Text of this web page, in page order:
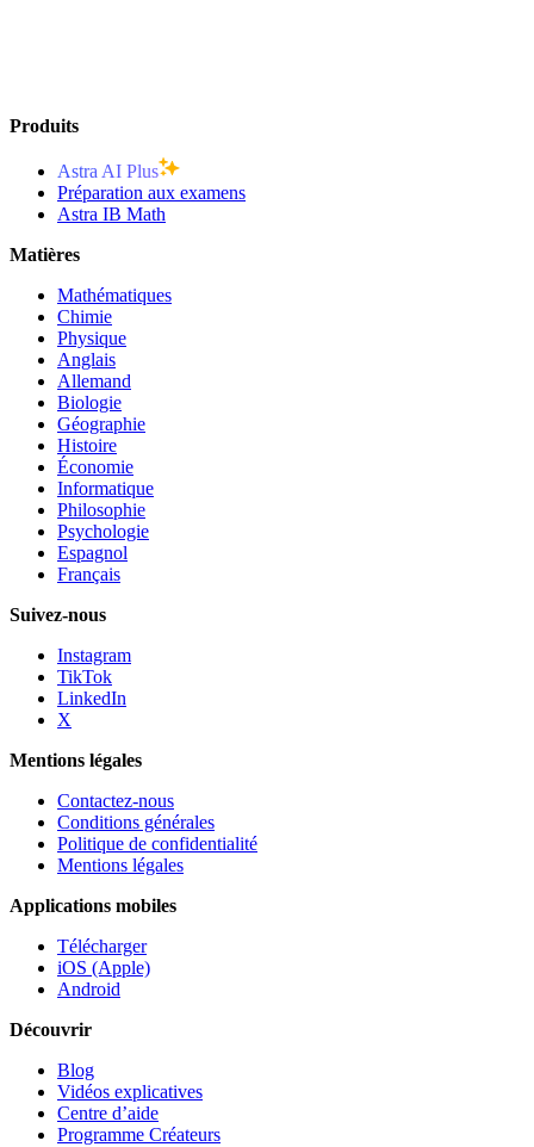
Produits
Astra AI Plus
Préparation aux examens
Astra IB Math
Matières
Mathématiques
Chimie
Physique
Anglais
Allemand
Biologie
Géographie
Histoire
Économie
Informatique
Philosophie
Psychologie
Espagnol
Français
Suivez-nous
Instagram
TikTok
LinkedIn
X
Mentions légales
Contactez-nous
Conditions générales
Politique de confidentialité
Mentions légales
Applications mobiles
Télécharger
iOS (Apple)
Android
Découvrir
Blog
Vidéos explicatives
Centre d’aide
Programme Créateurs